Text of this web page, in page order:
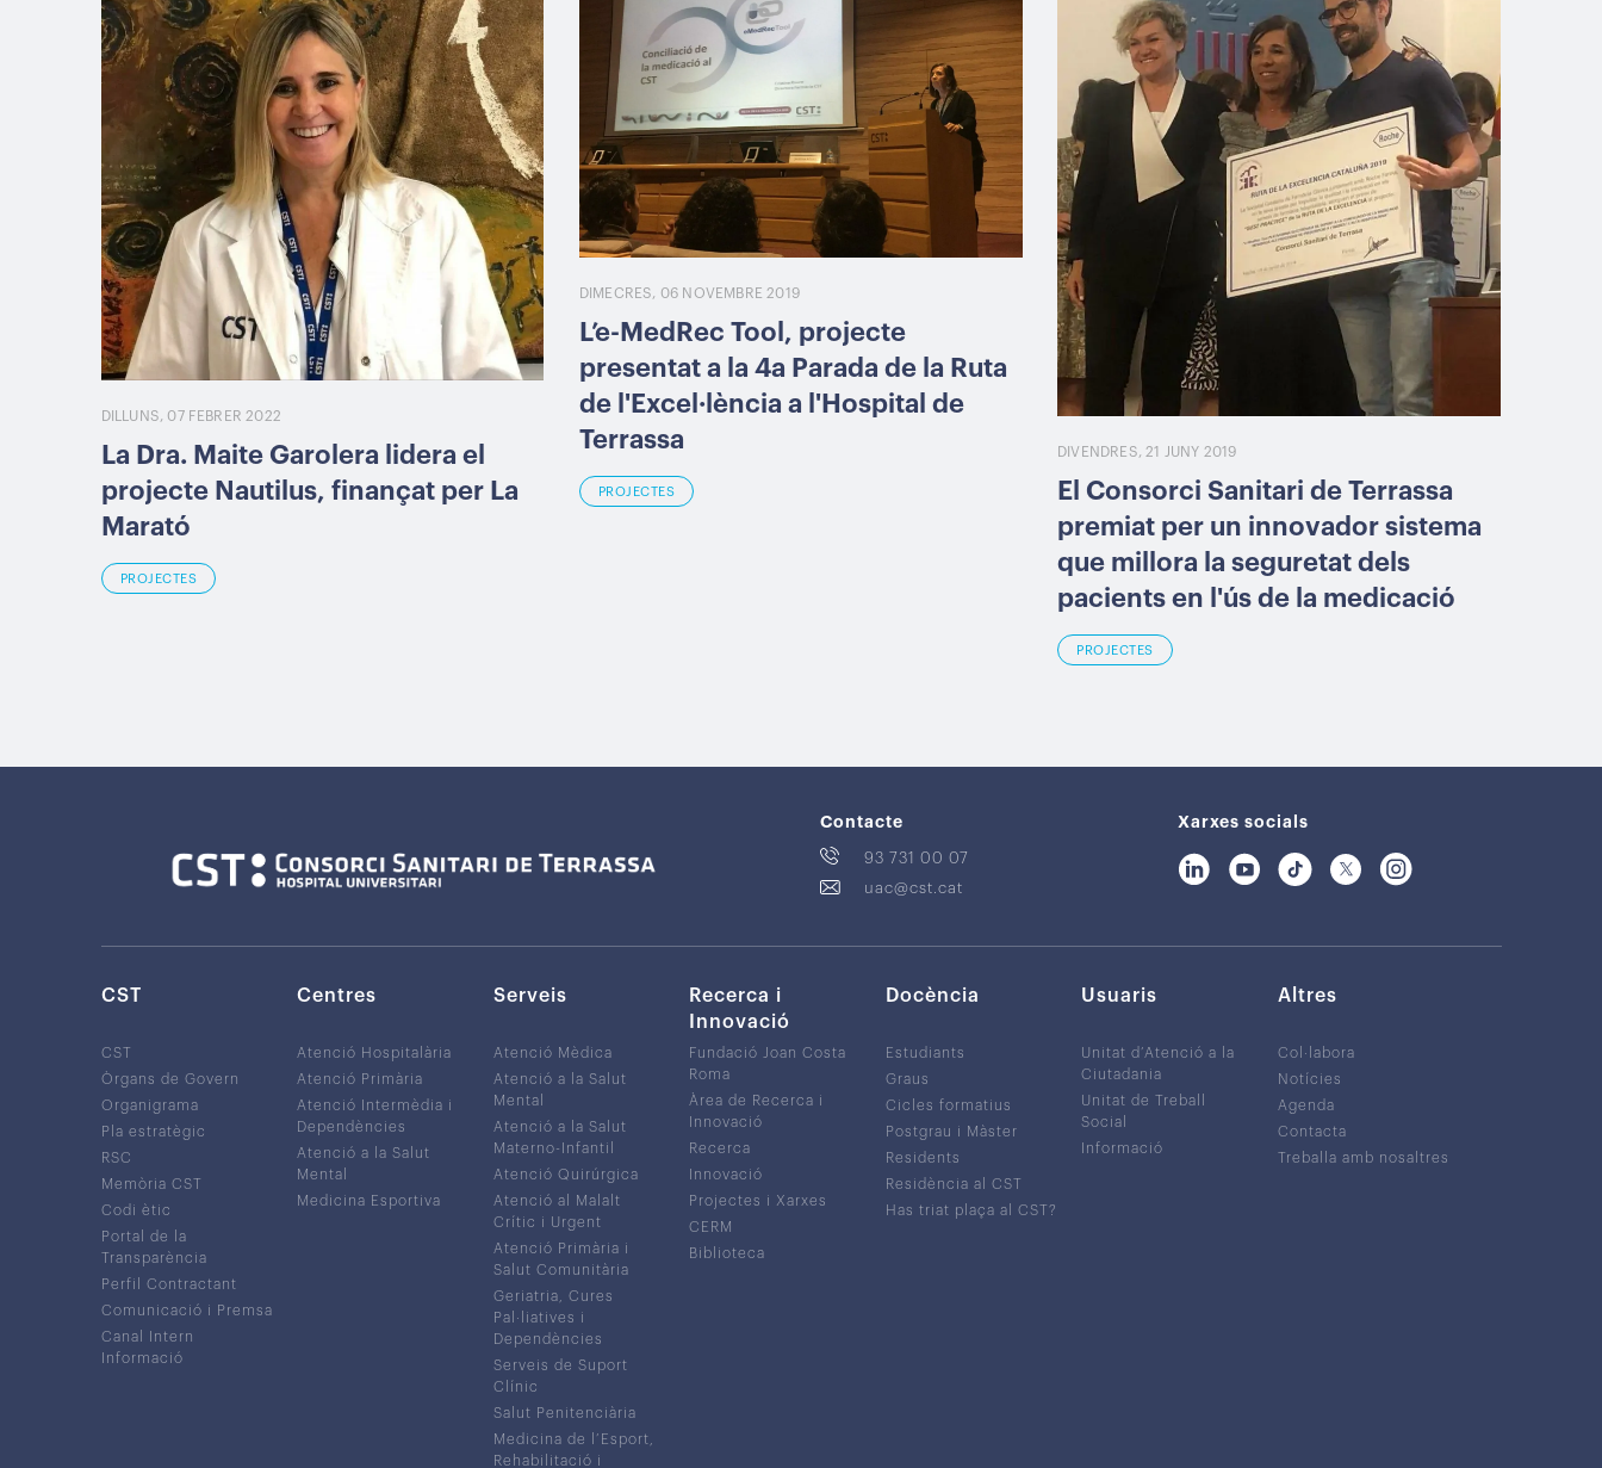
DILLUNS, 07 FEBRER 2022
La Dra. Maite Garolera lidera el
projecte Nautilus, finançat per La
Marató
PROJECTES
DIMECRES, 06 NOVEMBRE 2019
L’e-MedRec Tool, projecte
presentat a la 4a Parada de la Ruta
de l'Excel·lència a l'Hospital de
Terrassa
PROJECTES
DIVENDRES, 21 JUNY 2019
El Consorci Sanitari de Terrassa
premiat per un innovador sistema
que millora la seguretat dels
pacients en l'ús de la medicació
PROJECTES
Contacte
93 731 00 07
uac@cst.cat
Xarxes socials
CST
CST
Òrgans de Govern
Organigrama
Pla estratègic
RSC
Memòria CST
Codi ètic
Portal de la
Transparència
Perfil Contractant
Comunicació i Premsa
Canal Intern
Informació
Centres
Atenció Hospitalària
Atenció Primària
Atenció Intermèdia i
Dependències
Atenció a la Salut
Mental
Medicina Esportiva
Serveis
Atenció Mèdica
Atenció a la Salut
Mental
Atenció a la Salut
Materno-Infantil
Atenció Quirúrgica
Atenció al Malalt
Crític i Urgent
Atenció Primària i
Salut Comunitària
Geriatria, Cures
Pal·liatives i
Dependències
Serveis de Suport
Clínic
Salut Penitenciària
Medicina de l’Esport,
Rehabilitació i
Recerca i
Innovació
Fundació Joan Costa
Roma
Àrea de Recerca i
Innovació
Recerca
Innovació
Projectes i Xarxes
CERM
Biblioteca
Docència
Estudiants
Graus
Cicles formatius
Postgrau i Màster
Residents
Residència al CST
Has triat plaça al CST?
Usuaris
Unitat d’Atenció a la
Ciutadania
Unitat de Treball
Social
Informació
Altres
Col·labora
Notícies
Agenda
Contacta
Treballa amb nosaltres